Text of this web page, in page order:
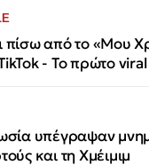
πίσω από το «Μου
- Το πρώτο
υπέγραψαν
και τη Χμέιμιμ